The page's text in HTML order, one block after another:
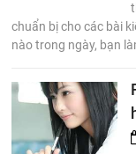
chuẩn bị cho các bài
nào trong ngày, bạn